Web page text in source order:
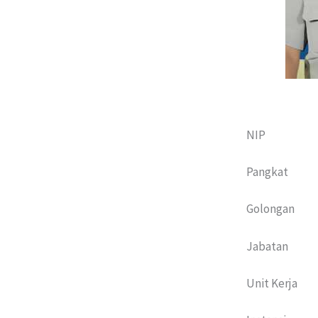
NIP
Pangkat :
Golongan :
Jabatan :
Unit Kerja :